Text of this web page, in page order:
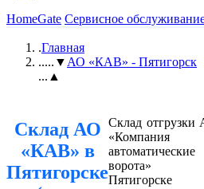
HomeGate Сервисное
.Главная
.....▼ АО «КАВ» - Пятигорск
...▲
Склад АО
«КАВ» в
Пятигорске
Склад отгрузки
«Компания
автоматические
ворота»
Пятигорске